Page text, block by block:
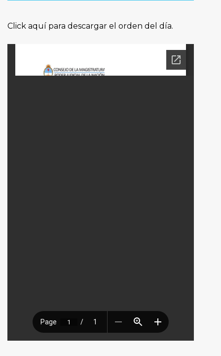
Click aquí para descargar el orden del día.